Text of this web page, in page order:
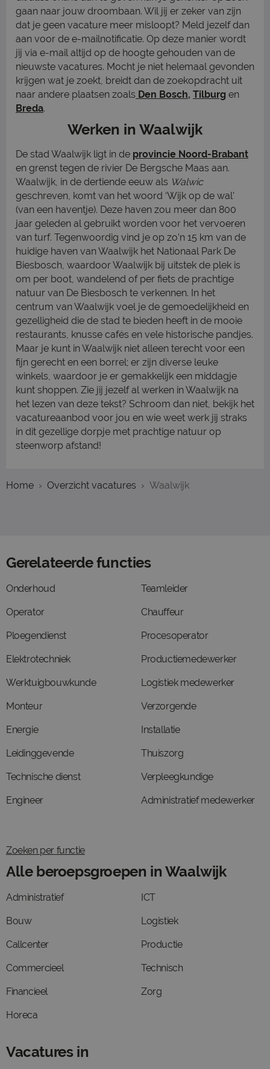
gaan naar jouw droombaan. Wil jij er zeker van zijn
dat je geen vacature meer misloopt? Meld jezelf dan
aan voor de e-mailnotificatie. Op deze manier wordt
jij via e-mail altijd op de hoogte gehouden van de
nieuwste vacatures. Mocht je niet helemaal gevonden
krijgen wat je zoekt, breidt dan de zoekopdracht uit
naar andere plaatsen zoals Den Bosch, Tilburg en
Breda.
Werken in Waalwijk
De stad Waalwijk ligt in de provincie Noord-Brabant
en grenst tegen de rivier De Bergsche Maas aan.
Waalwijk, in de dertiende eeuw als Walwic
geschreven, komt van het woord ‘Wijk op de wal’
(van een haventje). Deze haven zou meer dan 800
jaar geleden al gebruikt worden voor het vervoeren
van turf. Tegenwoordig vind je op zo’n 15 km van de
huidige haven van Waalwijk het Nationaal Park De
Biesbosch, waardoor Waalwijk bij uitstek de plek is
om per boot, wandelend of per fiets de prachtige
natuur van De Biesbosch te verkennen. In het
centrum van Waalwijk voel je de gemoedelijkheid en
gezelligheid die de stad te bieden heeft in de mooie
restaurants, knusse cafés en vele historische pandjes.
Maar je kunt in Waalwijk niet alleen terecht voor een
fijn gerecht en een borrel; er zijn diverse leuke
winkels, waardoor je er gemakkelijk een middagje
kunt shoppen. Zie jij jezelf al werken in Waalwijk na
het lezen van deze tekst? Schroom dan niet, bekijk het
vacatureaanbod voor jou en wie weet werk jij straks
in dit gezellige dorpje met prachtige natuur op
steenworp afstand!
Home Overzicht vacatures Waalwijk
Gerelateerde functies
Onderhoud
Operator
Ploegendienst
Elektrotechniek
Werktuigbouwkunde
Monteur
Energie
Leidinggevende
Technische dienst
Engineer
Teamleider
Chauffeur
Procesoperator
Productiemedewerker
Logistiek medewerker
Verzorgende
Installatie
Thuiszorg
Verpleegkundige
Administratief medewerker
Zoeken per functie
Alle beroepsgroepen in Waalwijk
Administratief
Bouw
Callcenter
Commercieel
Financieel
Horeca
ICT
Logistiek
Productie
Technisch
Zorg
Vacatures in